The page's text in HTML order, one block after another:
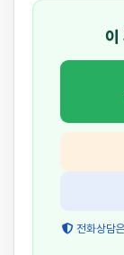
이
전화상담은